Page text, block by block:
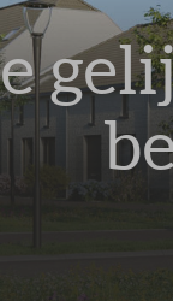
vragen